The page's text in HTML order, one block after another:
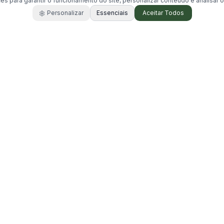
Personalizar
Essenciais Aceitar Todos